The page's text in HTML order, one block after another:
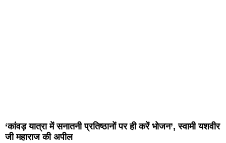
‘कांवड़ यात्रा में सनातनी प्रतिष्ठानों पर ही करें भोजन’, स्वामी यशवीर
जी महाराज की अपील